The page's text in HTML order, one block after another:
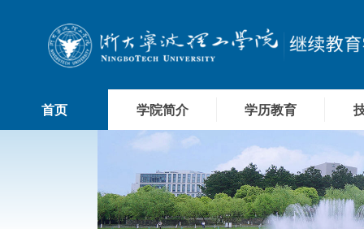
首页 学院简介 学历教育